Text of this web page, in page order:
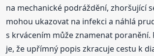
na mechanické podráždění, zhoršující
mohou ukazovat na infekci a náhlá
s krvácením může znamenat poranění.
je, že upřímný popis zkracuje cestu k